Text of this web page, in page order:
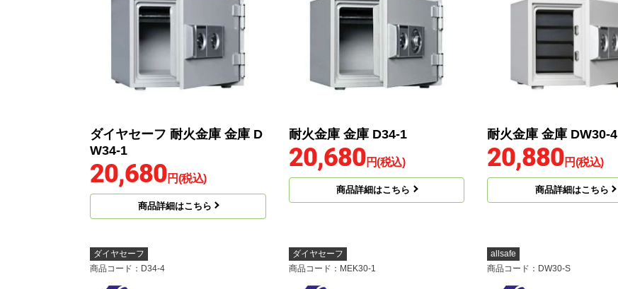
ダイヤセーフ 耐火金庫 金庫 D
W34-1
20,680円(税込)
商品詳細はこちら
耐火金庫 金庫 D34-1
20,680円(税込)
商品詳細はこちら
耐火金庫 金庫 DW30-4
20,880円(税込)
商品詳細はこちら
ダイヤセーフ
商品コード ：D34-4
ダイヤセーフ
商品コード ：MEK30-1
allsafe
商品コード ：DW30-S